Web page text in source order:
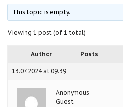
This topic is empty.
Viewing 1 post (of 1 total)
Author Posts
13.07.2024 at 09:39
Anonymous
Guest